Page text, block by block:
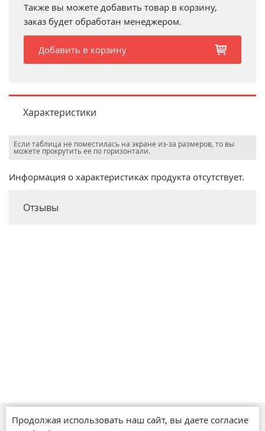
Также вы можете добавить товар в корзину,
заказ будет обработан менеджером.
Добавить в корзину b
Характеристики
Если таблица не поместилась на экране из-за размеров, то вы
можете прокрутить ее по горизонтали.
Информация о характеристиках продукта отсутствует.
Отзывы
Магазины
Продолжая использовать наш сайт, вы даете согласие